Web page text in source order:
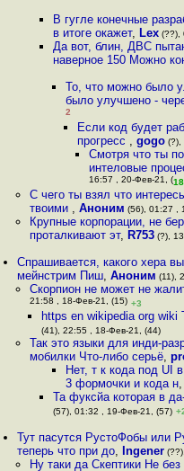
В гугле конечные
в итоге окажет, Lex (??),
Да вот, блин, ДВС
наверное 150 Можно
То, что можно было
было улучшено -
2
Если код будет
прогресс , gogo(?),
Смотря что ты
интеловые
16:57 , 20-Фев-21, (
С чего ты взял что
твоими , Аноним (56), 01:27 ,
Крупные корпорации, не
проталкивают эт, R753(?),
Спрашивается, какого хера
мейнстрим Пиш,Аноним (11),
Скорпион не может не
21:58 , 18-Фев-21, (15) +3
https en wikipedia org wiki
(41), 22:55 , 18-Фев-21, (44)
Так это языки для инди-
мобилки Что-либо серьё,
Нет, т к кода под UI
3 формочки и кода н,
Та фуксйа которая в
(57), 01:32 , 19-Фев-21, (57)
Тут пасутся РустоФобы или
теперь что при до, Ingener
Ну таки да Скептики Не